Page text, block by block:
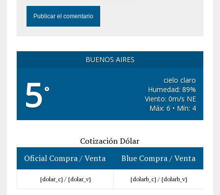
BUENOS AIRES
5°
cielo claro
Humedad: 89%
Viento: 0m/s NE
Máx: 6 • Mín: 4
Cotización Dólar
Oficial Compra / Venta
Blue Compra / Venta
{dolar_c} / {dolar_v} {dolarb_c} / {dolarb_v}